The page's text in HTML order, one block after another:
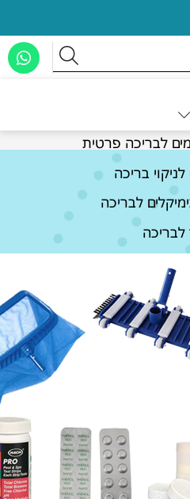
לבריכה פרטית
לניקוי בריכה
לבריכה
לבריכה
חשוב להבין איזה
מתחם של מלון
כוללים בחצרותיהם
בצפון ובכלל.